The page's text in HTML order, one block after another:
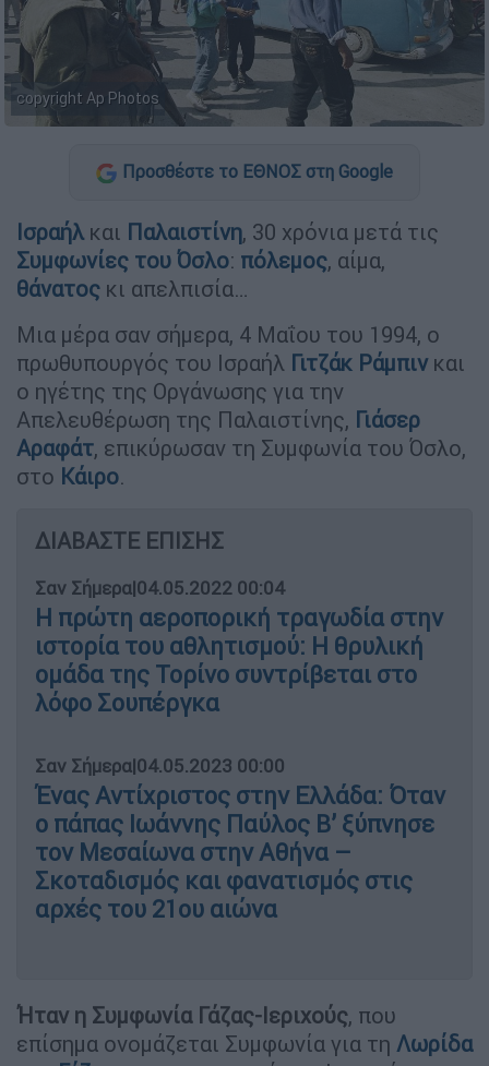
copyright Ap Photos
Προσθέστε το ΕΘΝΟΣ στη Google
Ισραήλ και Παλαιστίνη, 30 χρόνια μετά τις
Συμφωνίες του Όσλο: πόλεμος, αίμα,
θάνατος κι απελπισία…
Μια μέρα σαν σήμερα, 4 Μαΐου του 1994, ο
πρωθυπουργός του Ισραήλ Γιτζάκ Ράμπινκαι
ο ηγέτης της Οργάνωσης για την
Απελευθέρωση της Παλαιστίνης, Γιάσερ
Αραφάτ, επικύρωσαν τη Συμφωνία του Όσλο,
στο Κάιρο.
ΔΙΑΒΑΣΤΕ ΕΠΙΣΗΣ
Σαν Σήμερα|04.05.2022 00:04
Η πρώτη αεροπορική τραγωδία στην
ιστορία του αθλητισμού: Η θρυλική
ομάδα της Τορίνο συντρίβεται στο
λόφο Σουπέργκα
Σαν Σήμερα|04.05.2023 00:00
Ένας Αντίχριστος στην Ελλάδα: Όταν
ο πάπας Ιωάννης Παύλος Β’ ξύπνησε
τον Μεσαίωνα στην Αθήνα –
Σκοταδισμός και φανατισμός στις
αρχές του 21ου αιώνα
Ήταν η Συμφωνία Γάζας-Ιεριχούς, που
επίσημα ονομάζεται Συμφωνία για τη Λωρίδα